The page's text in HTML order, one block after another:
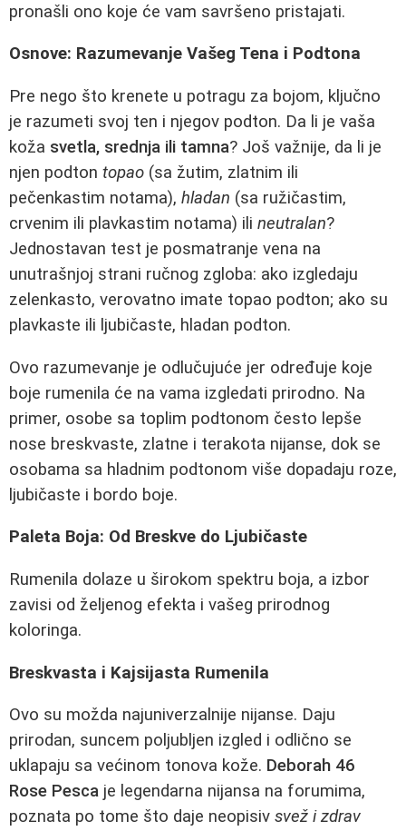
pronašli ono koje će vam savršeno pristajati.
Osnove: Razumevanje Vašeg Tena i Podtona
Pre nego što krenete u potragu za bojom, ključno
je razumeti svoj ten i njegov podton. Da li je vaša
koža svetla, srednja ili tamna? Još važnije, da li je
njen podton topao (sa žutim, zlatnim ili
pečenkastim notama), hladan (sa ružičastim,
crvenim ili plavkastim notama) ili neutralan?
Jednostavan test je posmatranje vena na
unutrašnjoj strani ručnog zgloba: ako izgledaju
zelenkasto, verovatno imate topao podton; ako su
plavkaste ili ljubičaste, hladan podton.
Ovo razumevanje je odlučujuće jer određuje koje
boje rumenila će na vama izgledati prirodno. Na
primer, osobe sa toplim podtonom često lepše
nose breskvaste, zlatne i terakota nijanse, dok se
osobama sa hladnim podtonom više dopadaju roze,
ljubičaste i bordo boje.
Paleta Boja: Od Breskve do Ljubičaste
Rumenila dolaze u širokom spektru boja, a izbor
zavisi od željenog efekta i vašeg prirodnog
koloringa.
Breskvasta i Kajsijasta Rumenila
Ovo su možda najuniverzalnije nijanse. Daju
prirodan, suncem poljubljen izgled i odlično se
uklapaju sa većinom tonova kože. Deborah 46
Rose Pesca je legendarna nijansa na forumima,
poznata po tome što daje neopisiv svež i zdrav